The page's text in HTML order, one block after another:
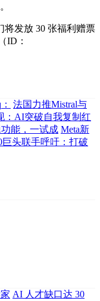
发放 30 张福利赠票
ID：
法国力推Mistral与
：AI突破自我复制红
能，一试成 Meta新
巨头联手呼吁：打破
AI 人才缺口达 30